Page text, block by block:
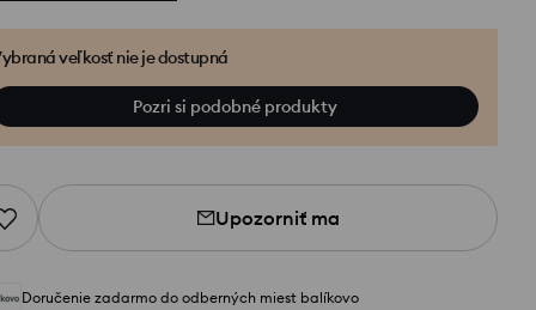
veľkosť nie je dostupná
Pozri si podobné produkty
Upozorniť ma
Doručenie zadarmo do odberných miest balíkovo